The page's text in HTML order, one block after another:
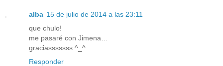
alba 15 de julio de 2014 a las 23:11
que chulo!
me pasaré con Jimena…
graciasssssss ^_^
Responder